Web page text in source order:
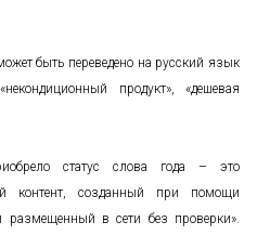
быть переведено на русский язык
продукт», «дешевая
статус слова года – это
контент, созданный при помощи
размещенный в сети без проверки».